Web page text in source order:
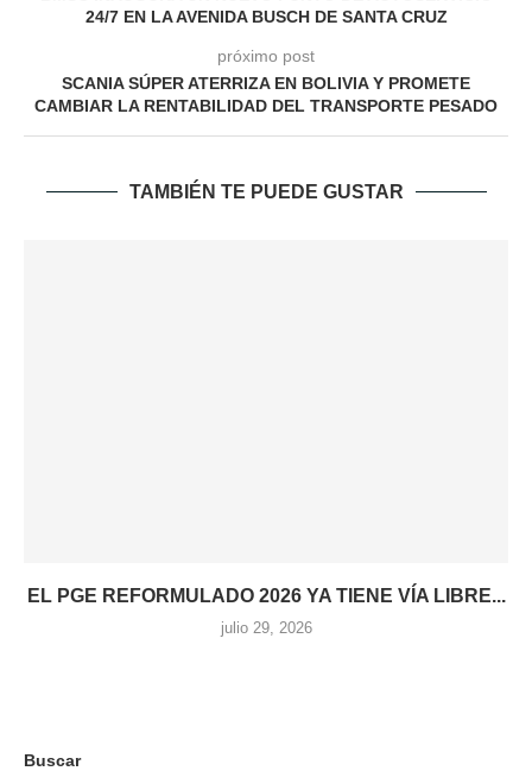
24/7 EN LA AVENIDA BUSCH DE SANTA CRUZ
próximo post
SCANIA SÚPER ATERRIZA EN BOLIVIA Y PROMETE
CAMBIAR LA RENTABILIDAD DEL TRANSPORTE PESADO
TAMBIÉN TE PUEDE GUSTAR
EL PGE REFORMULADO 2026 YA TIENE VÍA LIBRE...
julio 29, 2026
Buscar